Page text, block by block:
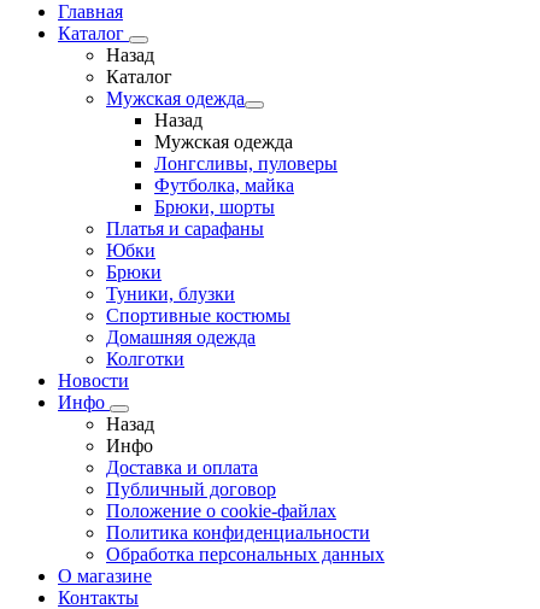
Главная
Каталог
Назад
Каталог
Мужская одежда
Назад
Мужская одежда
Лонгсливы, пуловеры
Футболка, майка
Брюки, шорты
Платья и сарафаны
Юбки
Брюки
Туники, блузки
Спортивные костюмы
Домашняя одежда
Колготки
Новости
Инфо
Назад
Инфо
Доставка и оплата
Публичный договор
Положение о cookie-файлах
Политика конфиденциальности
Обработка персональных данных
О магазине
Контакты